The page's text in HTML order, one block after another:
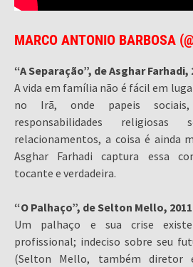
MARCO ANTONIO BARBOSA
“A Separação”, de Asghar Farhadi,
A vida em família não é fácil em
no Irã, onde papeis
responsabilidades
relacionamentos, a coisa é ainda
Asghar Farhadi captura essa
tocante e verdadeira.
“O Palhaço”, de Selton Mello, 2011
Um palhaço e sua crise
profissional; indeciso sobre seu
(Selton Mello, também diretor